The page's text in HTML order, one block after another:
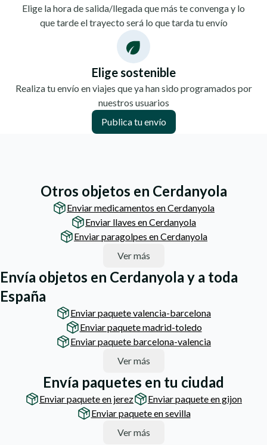
Elige la hora de salida/llegada que más te convenga y lo
que tarde el trayecto será lo que tarda tu envío
Elige sostenible
Realiza tu envío en viajes que ya han sido programados por
nuestros usuarios
Publica tu envío
Otros objetos en Cerdanyola
Enviar medicamentos en Cerdanyola
Enviar llaves en Cerdanyola
Enviar paragolpes en Cerdanyola
Ver más
Envía objetos en Cerdanyola y a toda
España
Enviar paquete valencia-barcelona
Enviar paquete madrid-toledo
Enviar paquete barcelona-valencia
Ver más
Envía paquetes en tu ciudad
Enviar paquete en jerez
Enviar paquete en gijon
Enviar paquete en sevilla
Ver más